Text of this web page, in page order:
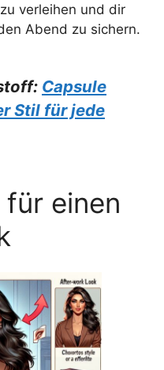
verleihen und dir
Abend zu sichern.
Capsule
Stil für jede
einen